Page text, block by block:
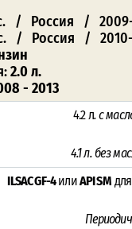
/ Россия / 2009-
/ Россия / 2010-
2.0 л.
- 2013
4.2 л. с
4.1 л. без
ILSAC GF-4илиAPI SMдля